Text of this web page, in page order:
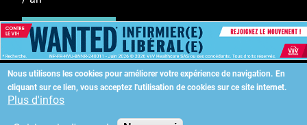
Nous utilisons les cookies pour améliorer votre expérience de navigation. En
cliquant sur ce lien, vous acceptez l'utilisation de cookies sur ce site internet.
Plus d'infos
S'ABONNER
Copyright